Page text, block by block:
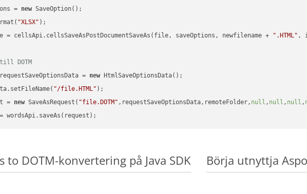
= new SaveOption();
"XLSX" );
= cellsApi.cellsSaveAsPostDocumentSaveAs(file, saveOptions, newfilename +
".HTML" ,
DOTM
= new HtmlSaveOptionsData();
"/file.HTML" );
= new SaveAsRequest( "file.DOTM" ,requestSaveOptionsData,remoteFolder, null , null , null ,
to DOTM-konvertering på Java SDK Börja utnyttja